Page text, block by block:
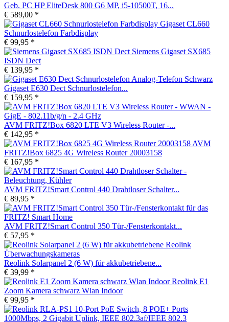
Geb. PC HP EliteDesk 800 G6 MP, i5-10500T, 16...
€ 589,00 *
Gigaset CL660
Schnurlostelefon Farbdisplay
€ 99,95 *
Siemens Gigaset SX685
ISDN Dect
€ 139,95 *
Gigaset E630 Dect Schnurlostelefon...
€ 159,95 *
AVM FRITZ!Box 6820 LTE V3 Wireless Router -...
€ 142,95 *
AVM
FRITZ!Box 6825 4G Wireless Router 20003158
€ 167,95 *
AVM FRITZ!Smart Control 440 Drahtloser Schalter...
€ 89,95 *
AVM FRITZ!Smart Control 350 Tür-/Fensterkontakt...
€ 57,95 *
Reolink Solarpanel 2 (6 W) für akkubetriebene...
€ 39,99 *
Reolink E1
Zoom Kamera schwarz Wlan Indoor
€ 99,95 *